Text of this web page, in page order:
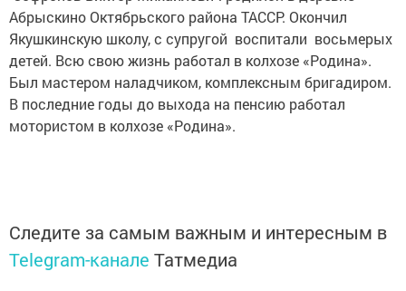
Абрыскино Октябрьского района ТАССР. Окончил
Якушкинскую школу, с супругой воспитали восьмерых
детей. Всю свою жизнь работал в колхозе «Родина».
Был мастером наладчиком, комплексным бригадиром.
В последние годы до выхода на пенсию работал
мотористом в колхозе «Родина».
Следите за самым важным и интересным в
Telegram-канале Татмедиа